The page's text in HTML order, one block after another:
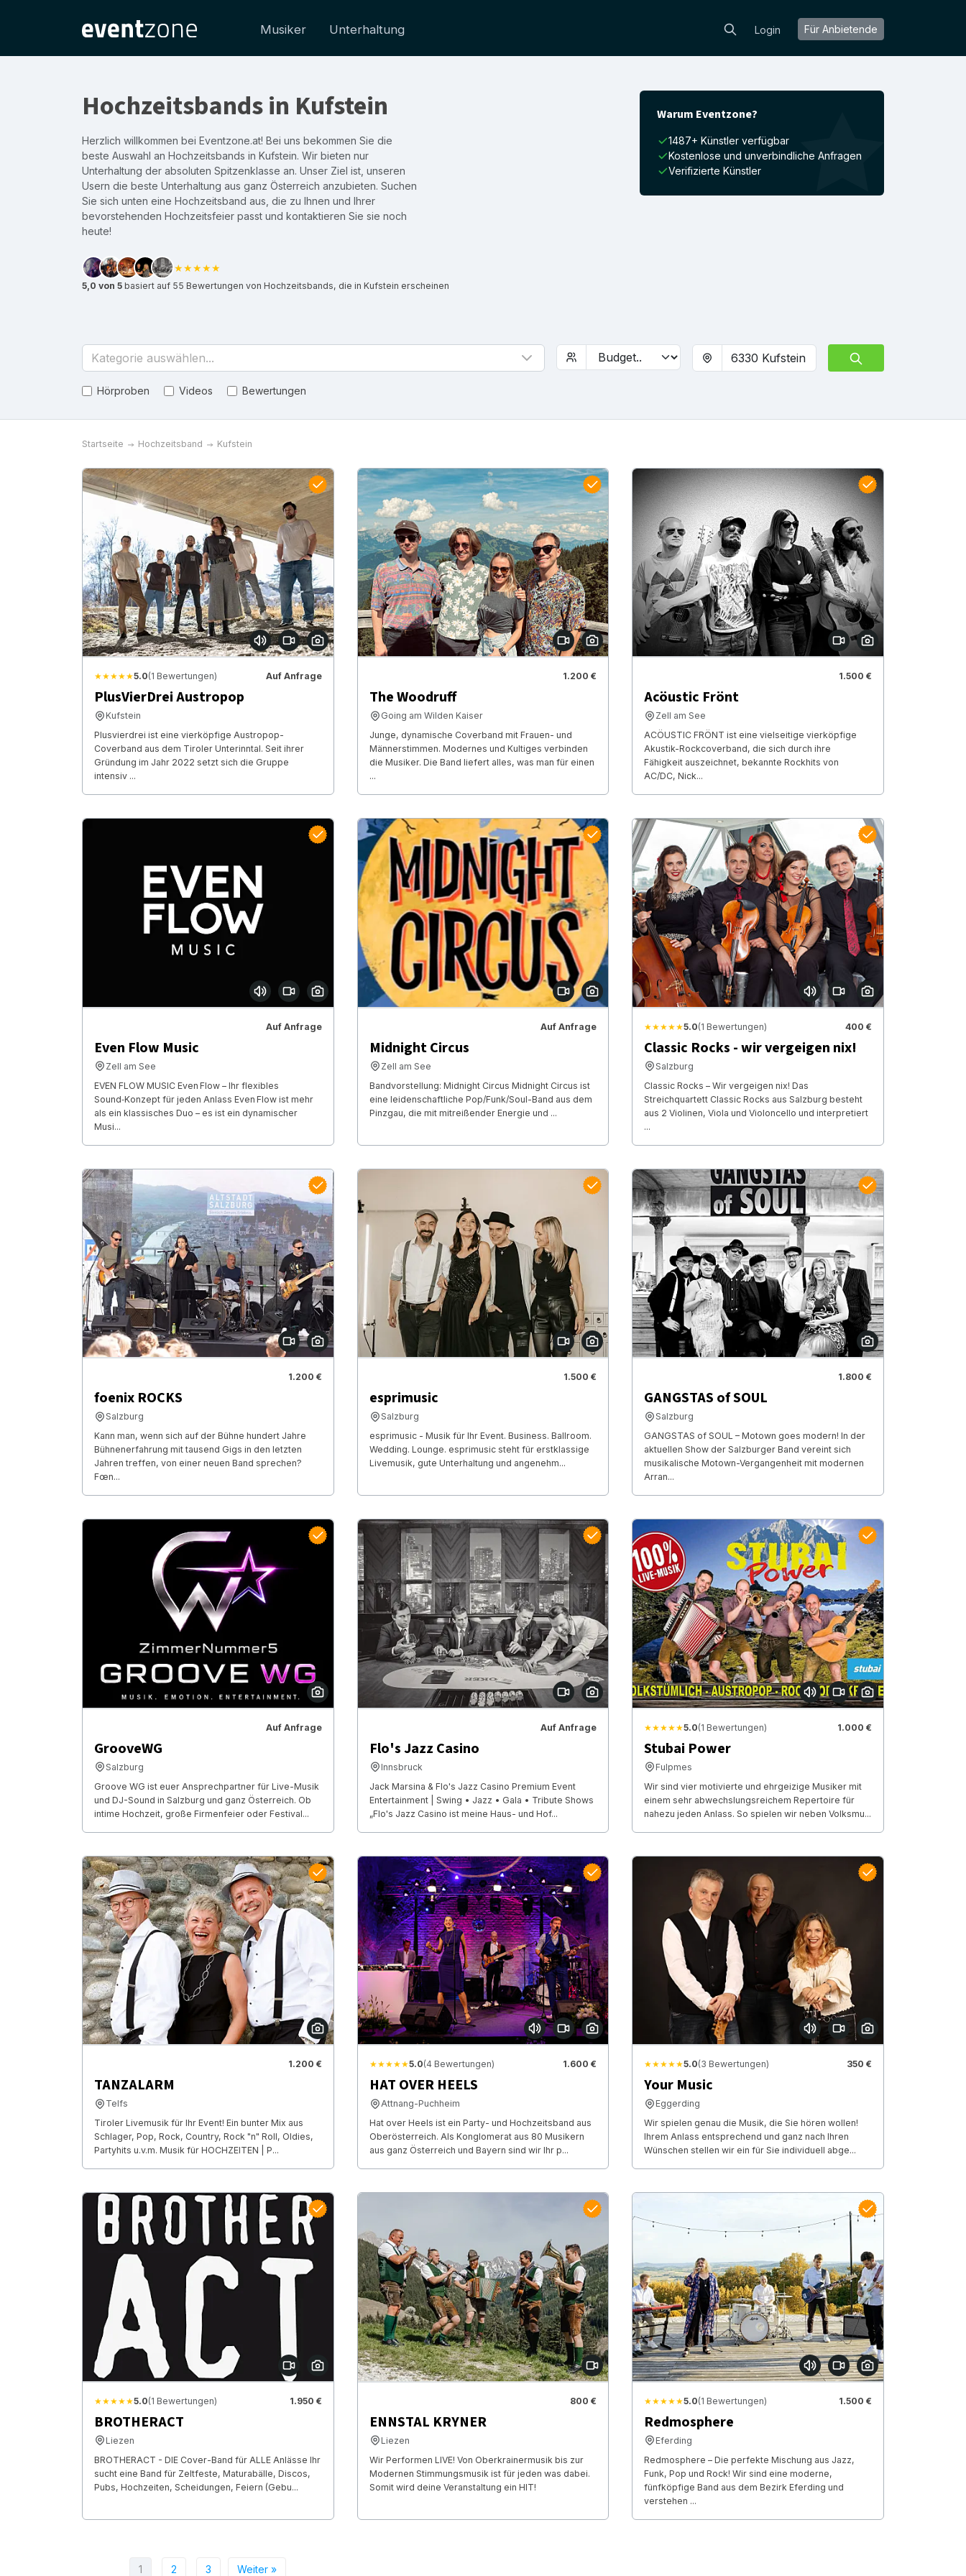
Musiker Unterhaltung Login Für Anbietende
Hochzeitsbands in Kufstein
Herzlich willkommen bei Eventzone.at! Bei uns bekommen Sie die
beste Auswahl an Hochzeitsbands in Kufstein. Wir bieten nur
Unterhaltung der absoluten Spitzenklasse an. Unser Ziel ist, unseren
Usern die beste Unterhaltung aus ganz Österreich anzubieten. Suchen
Sie sich unten eine Hochzeitsband aus, die zu Ihnen und Ihrer
bevorstehenden Hochzeitsfeier passt und kontaktieren Sie sie noch
heute!
★★★★★
5,0 von 5 basiert auf 55 Bewertungen von Hochzeitsbands, die in Kufstein erscheinen
Warum Eventzone?
1487+ Künstler verfügbar
Kostenlose und unverbindliche Anfragen
Verifizierte Künstler
Kategorie auswählen...
Hörproben Videos Bewertungen
Startseite Hochzeitsband Kufstein
★★★★★5.0(1 Bewertungen) Auf Anfrage
PlusVierDrei Austropop
Kufstein
Plusvierdrei ist eine vierköpfige Austropop-
Coverband aus dem Tiroler Unterinntal. Seit ihrer
Gründung im Jahr 2022 setzt sich die Gruppe
intensiv ...
1.200 €
The Woodruff
Going am Wilden Kaiser
Junge, dynamische Coverband mit Frauen- und
Männerstimmen. Modernes und Kultiges verbinden
die Musiker. Die Band liefert alles, was man für einen
...
1.500 €
Acöustic Frönt
Zell am See
ACÖUSTIC FRÖNT ist eine vielseitige vierköpfige
Akustik-Rockcoverband, die sich durch ihre
Fähigkeit auszeichnet, bekannte Rockhits von
AC/DC, Nick...
Auf Anfrage
Even Flow Music
Zell am See
EVEN FLOW MUSIC Even Flow – Ihr flexibles
Sound‑Konzept für jeden Anlass Even Flow ist mehr
als ein klassisches Duo – es ist ein dynamischer
Musi...
Auf Anfrage
Midnight Circus
Zell am See
Bandvorstellung: Midnight Circus Midnight Circus ist
eine leidenschaftliche Pop/Funk/Soul-Band aus dem
Pinzgau, die mit mitreißender Energie und ...
★★★★★5.0(1 Bewertungen) 400 €
Classic Rocks - wir vergeigen nix!
Salzburg
Classic Rocks – Wir vergeigen nix! Das
Streichquartett Classic Rocks aus Salzburg besteht
aus 2 Violinen, Viola und Violoncello und interpretiert
...
1.200 €
foenix ROCKS
Salzburg
Kann man, wenn sich auf der Bühne hundert Jahre
Bühnenerfahrung mit tausend Gigs in den letzten
Jahren treffen, von einer neuen Band sprechen?
Fœn...
1.500 €
esprimusic
Salzburg
esprimusic - Musik für Ihr Event. Business. Ballroom.
Wedding. Lounge. esprimusic steht für erstklassige
Livemusik, gute Unterhaltung und angenehm...
1.800 €
GANGSTAS of SOUL
Salzburg
GANGSTAS of SOUL – Motown goes modern! In der
aktuellen Show der Salzburger Band vereint sich
musikalische Motown-Vergangenheit mit modernen
Arran...
Auf Anfrage
GrooveWG
Salzburg
Groove WG ist euer Ansprechpartner für Live-Musik
und DJ-Sound in Salzburg und ganz Österreich. Ob
intime Hochzeit, große Firmenfeier oder Festival...
Auf Anfrage
Flo's Jazz Casino
Innsbruck
Jack Marsina & Flo's Jazz Casino Premium Event
Entertainment | Swing • Jazz • Gala • Tribute Shows
„Flo's Jazz Casino ist meine Haus- und Hof...
★★★★★5.0(1 Bewertungen) 1.000 €
Stubai Power
Fulpmes
Wir sind vier motivierte und ehrgeizige Musiker mit
einem sehr abwechslungsreichem Repertoire für
nahezu jeden Anlass. So spielen wir neben Volksmu...
1.200 €
TANZALARM
Telfs
Tiroler Livemusik für Ihr Event! Ein bunter Mix aus
Schlager, Pop, Rock, Country, Rock "n" Roll, Oldies,
Partyhits u.v.m. Musik für HOCHZEITEN | P...
★★★★★5.0(4 Bewertungen) 1.600 €
HAT OVER HEELS
Attnang-Puchheim
Hat over Heels ist ein Party- und Hochzeitsband aus
Oberösterreich. Als Konglomerat aus 80 Musikern
aus ganz Österreich und Bayern sind wir Ihr p...
★★★★★5.0(3 Bewertungen) 350 €
Your Music
Eggerding
Wir spielen genau die Musik, die Sie hören wollen!
Ihrem Anlass entsprechend und ganz nach Ihren
Wünschen stellen wir ein für Sie individuell abge...
★★★★★5.0(1 Bewertungen) 1.950 €
BROTHERACT
Liezen
BROTHERACT - DIE Cover-Band für ALLE Anlässe Ihr
sucht eine Band für Zeltfeste, Maturabälle, Discos,
Pubs, Hochzeiten, Scheidungen, Feiern (Gebu...
800 €
ENNSTAL KRYNER
Liezen
Wir Performen LIVE! Von Oberkrainermusik bis zur
Modernen Stimmungsmusik ist für jeden was dabei.
Somit wird deine Veranstaltung ein HIT!
★★★★★5.0(1 Bewertungen) 1.500 €
Redmosphere
Eferding
Redmosphere – Die perfekte Mischung aus Jazz,
Funk, Pop und Rock! Wir sind eine moderne,
fünfköpfige Band aus dem Bezirk Eferding und
verstehen ...
1 2 3 Weiter »